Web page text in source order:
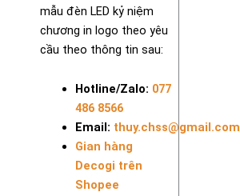
mẫu đèn LED kỷ niệm
chương in logo theo yêu
cầu theo thông tin sau:
Hotline/Zalo: 077
486 8566
Email: thuy.chss@gmail.com
Gian hàng
Decogi trên
Shopee